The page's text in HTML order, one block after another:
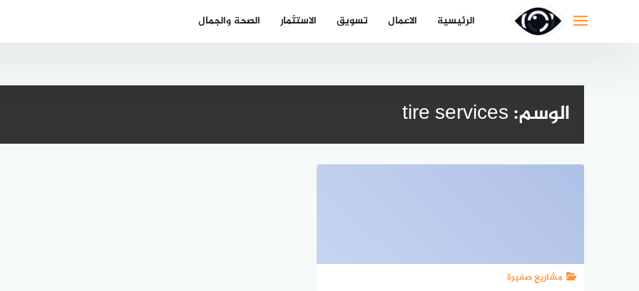
الرئيسية الاعمال تسويق الاستثمار الصحة والجمال
الوسم:tire services
مشاريع صغيرة